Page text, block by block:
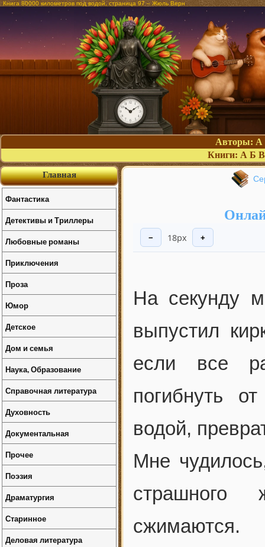
Книга 80000 километров под водой, страница 97 – Жюль Верн
Авторы: А
Книги: А Б В
− 18px +
На секунду
выпустил
если все
погибнуть
водой,
Мне
страшного
сжимаются.
Главная
Фантастика
Детективы и Триллеры
Любовные романы
Приключения
Проза
Юмор
Детское
Дом и семья
Наука, Образование
Справочная литература
Духовность
Документальная
Прочее
Поэзия
Драматургия
Старинное
Деловая литература